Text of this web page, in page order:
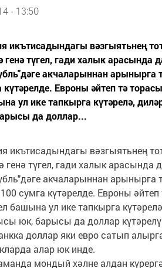
- 13:50
икътисадындагы вәзгыятьнең
генә түгел, гади халык арасында
акчаларыннан арынырга
күтәрелде. Евроны әйтеп тә
ул ике тапкырга күтәрелә,
да доллар...
икътисадындагы вәзгыятьнең
генә түгел, гади халык арасында
акчаларыннан арынырга
сумга күтәрелде. Евроны
башына ул ике тапкырга
юк, барысы да доллар
доллар яки евро сатып
алар юк инде.
мондый хәлне алдан